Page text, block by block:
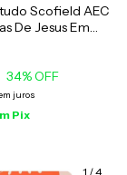
Scofield AEC
De Jesus Em
34% OFF
juros
Pix
1 /4